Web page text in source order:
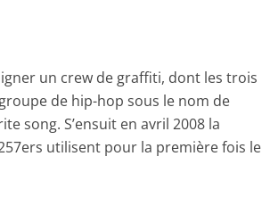
un crew de graffiti, dont les trois
de hip-hop sous le nom de
song. S’ensuit en avril 2008 la
utilisent pour la première fois le